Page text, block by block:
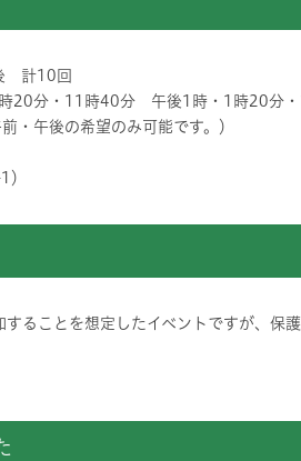
計10回
20分・11時40分 午後1時・1時20分
・午後の希望のみ可能です。）
）
ることを想定したイベントですが、保